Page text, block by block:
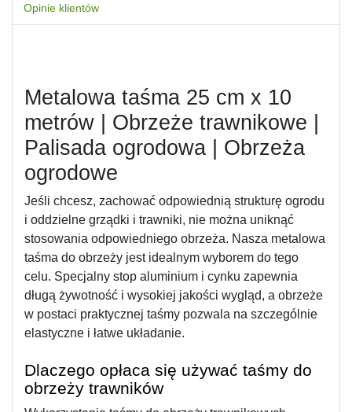
Opinie klientów
Metalowa taśma 25 cm x 10
metrów | Obrzeże trawnikowe |
Palisada ogrodowa | Obrzeża
ogrodowe
Jeśli chcesz, zachować odpowiednią strukturę ogrodu
i oddzielne grządki i trawniki, nie można uniknąć
stosowania odpowiedniego obrzeża. Nasza metalowa
taśma do obrzeży jest idealnym wyborem do tego
celu. Specjalny stop aluminium i cynku zapewnia
długą żywotność i wysokiej jakości wygląd, a obrzeże
w postaci praktycznej taśmy pozwala na szczególnie
elastyczne i łatwe układanie.
Dlaczego opłaca się używać taśmy do
obrzeży trawników